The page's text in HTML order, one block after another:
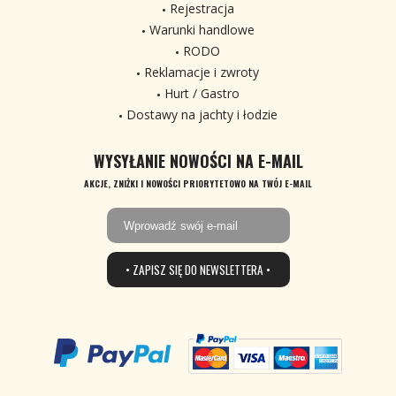
Rejestracja
Warunki handlowe
RODO
Reklamacje i zwroty
Hurt / Gastro
Dostawy na jachty i łodzie
WYSYŁANIE NOWOŚCI NA E-MAIL
AKCJE, ZNIŻKI I NOWOŚCI PRIORYTETOWO NA TWÓJ E-MAIL
• ZAPISZ SIĘ DO NEWSLETTERA •